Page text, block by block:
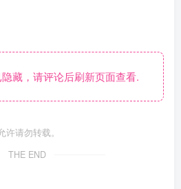
藏，请评论后刷新页面查看.
请勿转载。
THE END